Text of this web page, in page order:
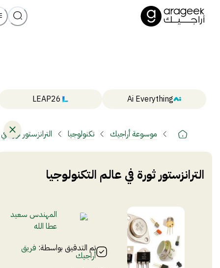
Ai Everything
LEAP26
موسوعة أراجيك تكنولوجيا الترانزستور ثورة
الترانزستور ثورة في عالم التكنولوجيا
المهندس سعيد
عطا الله
تم التدقيق بواسطة: فريق
أراجيك